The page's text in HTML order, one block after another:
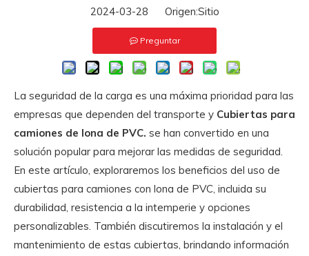
2024-03-28 Origen:Sitio
Preguntar
La seguridad de la carga es una máxima prioridad para las
empresas que dependen del transporte y Cubiertas para
camiones de lona de PVC. se han convertido en una
solución popular para mejorar las medidas de seguridad.
En este artículo, exploraremos los beneficios del uso de
cubiertas para camiones con lona de PVC, incluida su
durabilidad, resistencia a la intemperie y opciones
personalizables. También discutiremos la instalación y el
mantenimiento de estas cubiertas, brindando información